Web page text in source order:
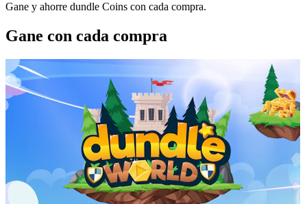
Gane y ahorre dundle Coins con cada compra.
Gane con cada compra